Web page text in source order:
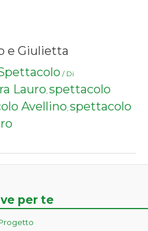
e Giulietta
/ Di
Lauro, spettacolo
Avellino, spettacolo
per te